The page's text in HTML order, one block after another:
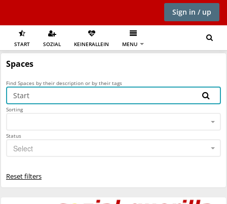
Sign in / up
START SOZIAL KEINERALLEIN MENU
Spaces
Find Spaces by their description or by their tags
Sorting
Status
Select
Reset filters